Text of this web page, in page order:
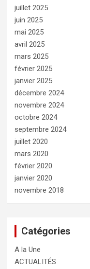
juillet 2025
juin 2025
mai 2025
avril 2025
mars 2025
février 2025
janvier 2025
décembre 2024
novembre 2024
octobre 2024
septembre 2024
juillet 2020
mars 2020
février 2020
janvier 2020
novembre 2018
Catégories
A la Une
ACTUALITÉS